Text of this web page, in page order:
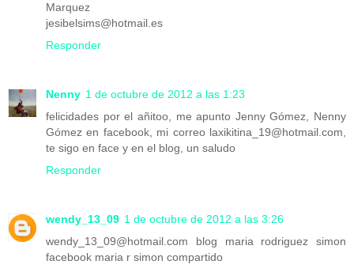
Marquez
jesibelsims@hotmail.es
Responder
Nenny 1 de octubre de 2012 a las 1:23
felicidades por el añitoo, me apunto Jenny Gómez, Nenny
Gómez en facebook, mi correo laxikitina_19@hotmail.com,
te sigo en face y en el blog, un saludo
Responder
wendy_13_09 1 de octubre de 2012 a las 3:26
wendy_13_09@hotmail.com blog maria rodriguez simon
facebook maria r simon compartido